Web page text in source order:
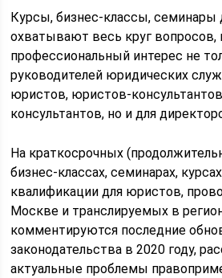
Курсы, бизнес-классы,
охватывают весь круг
профессиональный интерес не
руководителей юридических
юристов, юристов-
консультантов, но и для
На краткосрочных
бизнес-классах, семинарах,
квалификации для юристов,
Москве и транслируемых в
комментируются последние
законодательства в 2020 году,
актуальные проблемы